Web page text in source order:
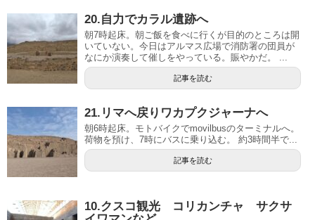
20.自力でカラル遺跡へ
朝7時起床。朝ご飯を食べに行くが目的のところは開
いていない。今日はアルマス広場で消防署の団員が
なにか演奏して催しをやっている。賑やかだ。 ...
記事を読む
21.リマへ戻りワカプクジャーナへ
朝6時起床。モトバイクでmovilbusのターミナルへ。
荷物を預け、7時にバスに乗り込む。 約3時間半で...
記事を読む
10.クスコ観光 コリカンチャ サクサ